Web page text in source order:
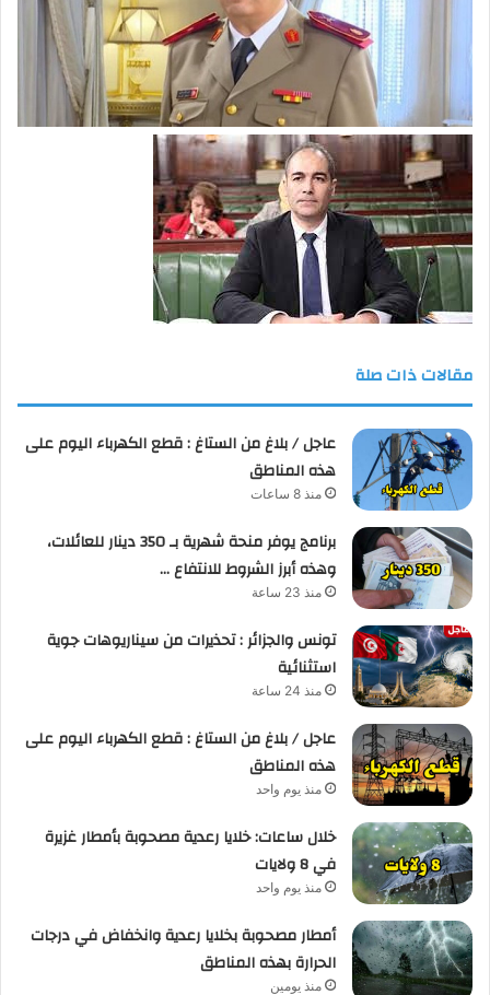
مقالات ذات صلة
عاجل / بلاغ من الستاغ : قطع الكهرباء اليوم على
هذه المناطق
منذ 8 ساعات
برنامج يوفر منحة شهرية بـ 350 دينار للعائلات،
وهذه أبرز الشروط للانتفاع …
منذ 23 ساعة
تونس والجزائر : تحذيرات من سيناريوهات جوية
استثنائية
منذ 24 ساعة
عاجل / بلاغ من الستاغ : قطع الكهرباء اليوم على
هذه المناطق
منذ يوم واحد
خلال ساعات: خلايا رعدية مصحوبة بأمطار غزيرة
في 8 ولايات
منذ يوم واحد
أمطار مصحوبة بخلايا رعدية وانخفاض في درجات
الحرارة بهذه المناطق
منذ يومين